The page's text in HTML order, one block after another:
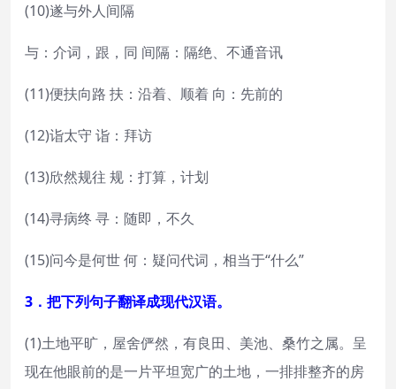
(10)遂与外人间隔
与：介词，跟，同 间隔：隔绝、不通音讯
(11)便扶向路 扶：沿着、顺着 向：先前的
(12)诣太守 诣：拜访
(13)欣然规往 规：打算，计划
(14)寻病终 寻：随即，不久
(15)问今是何世 何：疑问代词，相当于“什么”
3．把下列句子翻译成现代汉语。
(1)土地平旷，屋舍俨然，有良田、美池、桑竹之属。呈
现在他眼前的是一片平坦宽广的土地，一排排整齐的房